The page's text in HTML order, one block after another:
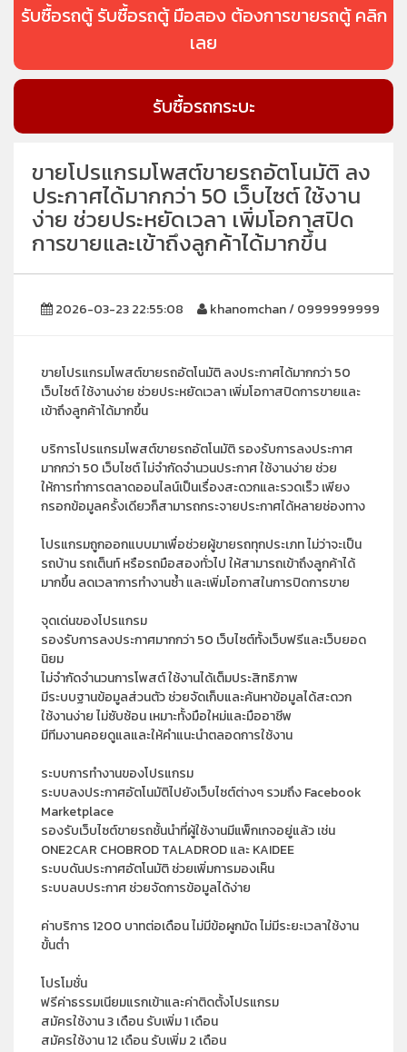
รับซื้อรถตู้ รับซื้อรถตู้ มือสอง ต้องการขายรถตู้ คลิก
เลย
รับซื้อรถกระบะ
ขายโปรแกรมโพสต์ขายรถอัตโนมัติ ลง
ประกาศได้มากกว่า 50 เว็บไซต์ ใช้งาน
ง่าย ช่วยประหยัดเวลา เพิ่มโอกาสปิด
การขายและเข้าถึงลูกค้าได้มากขึ้น
2026-03-23 22:55:08 khanomchan / 0999999999
ขายโปรแกรมโพสต์ขายรถอัตโนมัติ ลงประกาศได้มากกว่า 50
เว็บไซต์ ใช้งานง่าย ช่วยประหยัดเวลา เพิ่มโอกาสปิดการขายและ
เข้าถึงลูกค้าได้มากขึ้น
บริการโปรแกรมโพสต์ขายรถอัตโนมัติ รองรับการลงประกาศ
มากกว่า 50 เว็บไซต์ ไม่จำกัดจำนวนประกาศ ใช้งานง่าย ช่วย
ให้การทำการตลาดออนไลน์เป็นเรื่องสะดวกและรวดเร็ว เพียง
กรอกข้อมูลครั้งเดียวก็สามารถกระจายประกาศได้หลายช่องทาง
โปรแกรมถูกออกแบบมาเพื่อช่วยผู้ขายรถทุกประเภท ไม่ว่าจะเป็น
รถบ้าน รถเต็นท์ หรือรถมือสองทั่วไป ให้สามารถเข้าถึงลูกค้าได้
มากขึ้น ลดเวลาการทำงานซ้ำ และเพิ่มโอกาสในการปิดการขาย
จุดเด่นของโปรแกรม
รองรับการลงประกาศมากกว่า 50 เว็บไซต์ทั้งเว็บฟรีและเว็บยอด
นิยม
ไม่จำกัดจำนวนการโพสต์ ใช้งานได้เต็มประสิทธิภาพ
มีระบบฐานข้อมูลส่วนตัว ช่วยจัดเก็บและค้นหาข้อมูลได้สะดวก
ใช้งานง่าย ไม่ซับซ้อน เหมาะทั้งมือใหม่และมืออาชีพ
มีทีมงานคอยดูแลและให้คำแนะนำตลอดการใช้งาน
ระบบการทำงานของโปรแกรม
ระบบลงประกาศอัตโนมัติไปยังเว็บไซต์ต่างๆ รวมถึง Facebook
Marketplace
รองรับเว็บไซต์ขายรถชั้นนำที่ผู้ใช้งานมีแพ็กเกจอยู่แล้ว เช่น
ONE2CAR CHOBROD TALADROD และ KAIDEE
ระบบดันประกาศอัตโนมัติ ช่วยเพิ่มการมองเห็น
ระบบลบประกาศ ช่วยจัดการข้อมูลได้ง่าย
ค่าบริการ 1200 บาทต่อเดือน ไม่มีข้อผูกมัด ไม่มีระยะเวลาใช้งาน
ขั้นต่ำ
โปรโมชั่น
ฟรีค่าธรรมเนียมแรกเข้าและค่าติดตั้งโปรแกรม
สมัครใช้งาน 3 เดือน รับเพิ่ม 1 เดือน
สมัครใช้งาน 12 เดือน รับเพิ่ม 2 เดือน